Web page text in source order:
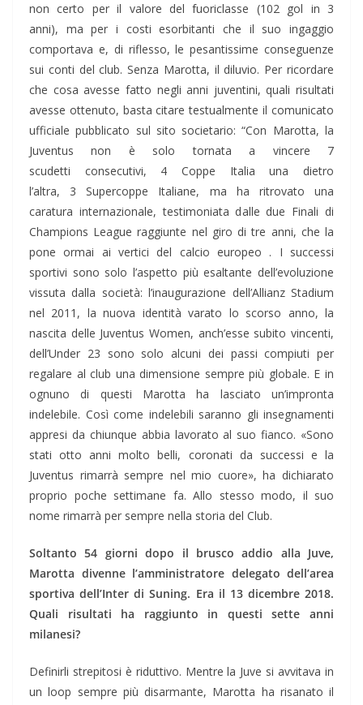
non certo per il valore del fuoriclasse (102 gol in 3
anni), ma per i costi esorbitanti che il suo ingaggio
comportava e, di riflesso, le pesantissime conseguenze
sui conti del club. Senza Marotta, il diluvio. Per ricordare
che cosa avesse fatto negli anni juventini, quali risultati
avesse ottenuto, basta citare testualmente il comunicato
ufficiale pubblicato sul sito societario: “Con Marotta, la
Juventus non è solo tornata a vincere 7
scudetti consecutivi, 4 Coppe Italia una dietro
l’altra, 3 Supercoppe Italiane, ma ha ritrovato una
caratura internazionale, testimoniata dalle due Finali di
Champions League raggiunte nel giro di tre anni, che la
pone ormai ai vertici del calcio europeo . I successi
sportivi sono solo l’aspetto più esaltante dell’evoluzione
vissuta dalla società: l’inaugurazione dell’Allianz Stadium
nel 2011, la nuova identità varato lo scorso anno, la
nascita delle Juventus Women, anch’esse subito vincenti,
dell’Under 23 sono solo alcuni dei passi compiuti per
regalare al club una dimensione sempre più globale. E in
ognuno di questi Marotta ha lasciato un’impronta
indelebile. Così come indelebili saranno gli insegnamenti
appresi da chiunque abbia lavorato al suo fianco. «Sono
stati otto anni molto belli, coronati da successi e la
Juventus rimarrà sempre nel mio cuore», ha dichiarato
proprio poche settimane fa. Allo stesso modo, il suo
nome rimarrà per sempre nella storia del Club.
Soltanto 54 giorni dopo il brusco addio alla Juve,
Marotta divenne l’amministratore delegato dell’area
sportiva dell’Inter di Suning. Era il 13 dicembre 2018.
Quali risultati ha raggiunto in questi sette anni
milanesi?
Definirli strepitosi è riduttivo. Mentre la Juve si avvitava in
un loop sempre più disarmante, Marotta ha risanato il